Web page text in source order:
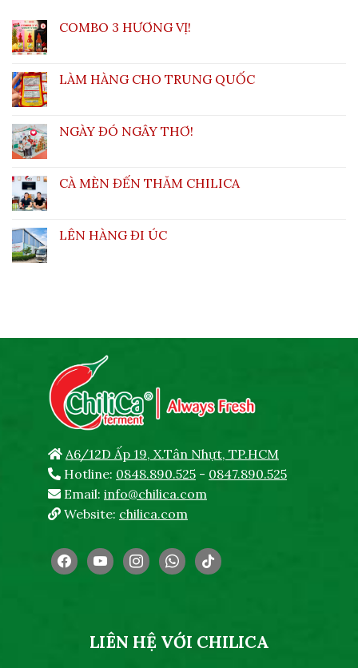
COMBO 3 HƯƠNG VỊ!
LÀM HÀNG CHO TRUNG QUỐC
NGÀY ĐÓ NGÂY THƠ!
CÀ MÈN ĐẾN THĂM CHILICA
LÊN HÀNG ĐI ÚC
A6/12D Ấp 19, X.Tân Nhựt, TP.HCM
Hotline: 0848.890.525 - 0847.890.525
Email: info@chilica.com
Website: chilica.com
facebookyoutubeinstagramwhatsapp
tiktok
LIÊN HỆ VỚI CHILICA